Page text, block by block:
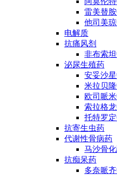
雷美替
他司美
电解质
抗痛风剂
非布索
泌尿生殖药
安妥沙
米拉贝
欧司哌
索拉格
托特罗
抗寄生虫药
代谢性骨病药
马沙骨
抗痴呆药
多奈哌